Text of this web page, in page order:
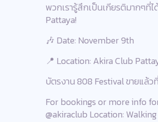
พวกเรารู้สึกเป็นเกียรติมากๆที่
Pattaya!
🎶 Date: November 9th
📍 Location: Akira Club
บัตรงาน 808 Festival ขายแล้
For bookings or more info
@akiraclub Location: Walking